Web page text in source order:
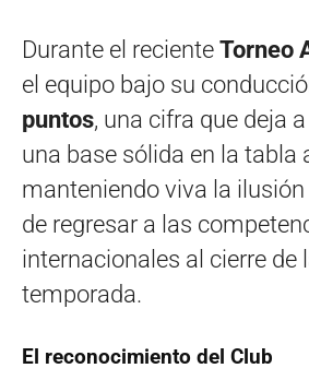
Durante el reciente Torneo
el equipo bajo su
puntos, una cifra que deja
una base sólida en la tabla
manteniendo viva la
de regresar a las
internacionales al cierre de
temporada.
El reconocimiento del Club